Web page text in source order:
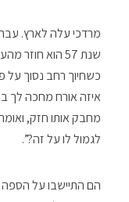
מרדכי עלה לארץ.
שנת 57 הוא
כשחיוך רחב נסוך על
איזה אורח מחכה לך
מחבק אותו חזק,
לגמול לו על זה?”.
הם התיישבו על הספה